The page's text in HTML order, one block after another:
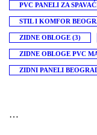
PVC PANELI ZA
STIL I KOMFOR
ZIDNE OBLOGE (3)
ZIDNE OBLOGE PVC
ZIDNI PANELI
…